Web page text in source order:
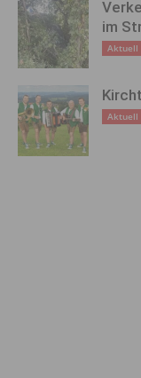
im
Aktuell
Aktuell